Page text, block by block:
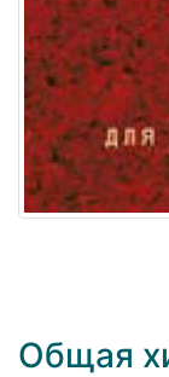
Общая